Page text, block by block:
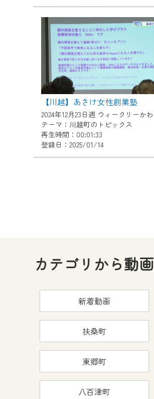
【川越】あさけ女性創業塾
テーマ：川越町のトピックス
再生時間：00:01:33
登録日：2025/01/14
カテゴリから動
新着動画
扶桑町
東郷町
八百津町